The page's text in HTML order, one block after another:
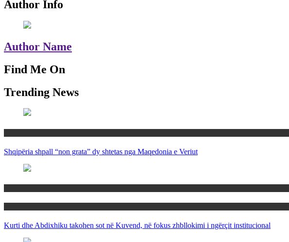
Author Info
Author Name
Find Me On
Trending News
Shqipëria shpall “non grata” dy shtetas nga Maqedonia e Veriut
Kurti dhe Abdixhiku takohen sot në Kuvend, në fokus zhbllokimi i ngërçit institucional